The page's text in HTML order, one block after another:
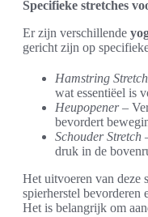
Specifieke stretches
Er zijn verschillende
gericht zijn op
Hamstring Stretch
wat essentiëel is
Heupopener–
bevordert
Schouder Stretch
druk in de
Het uitvoeren van deze
spierherstel bevorderen
Het is belangrijk om